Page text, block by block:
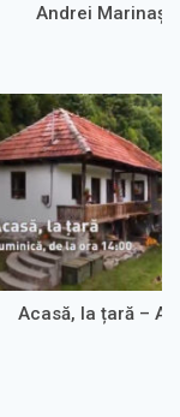
Andrei Marinaș
Acasă, la țară –